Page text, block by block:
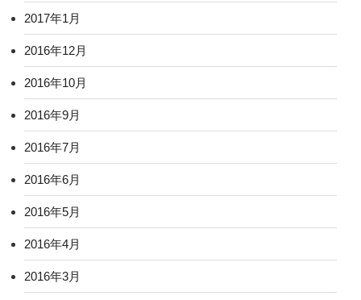
2017年1月
2016年12月
2016年10月
2016年9月
2016年7月
2016年6月
2016年5月
2016年4月
2016年3月